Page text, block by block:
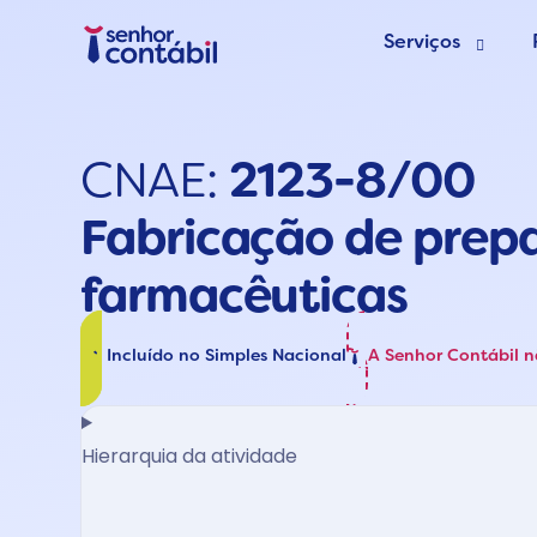
Serviços
Trocar de
Deixar de
CNAE: 2123-8/00
Fabricação de
farmacêuticas
Incluído no Simples Nacional A Senhor Contábil
Hierarquia da atividade